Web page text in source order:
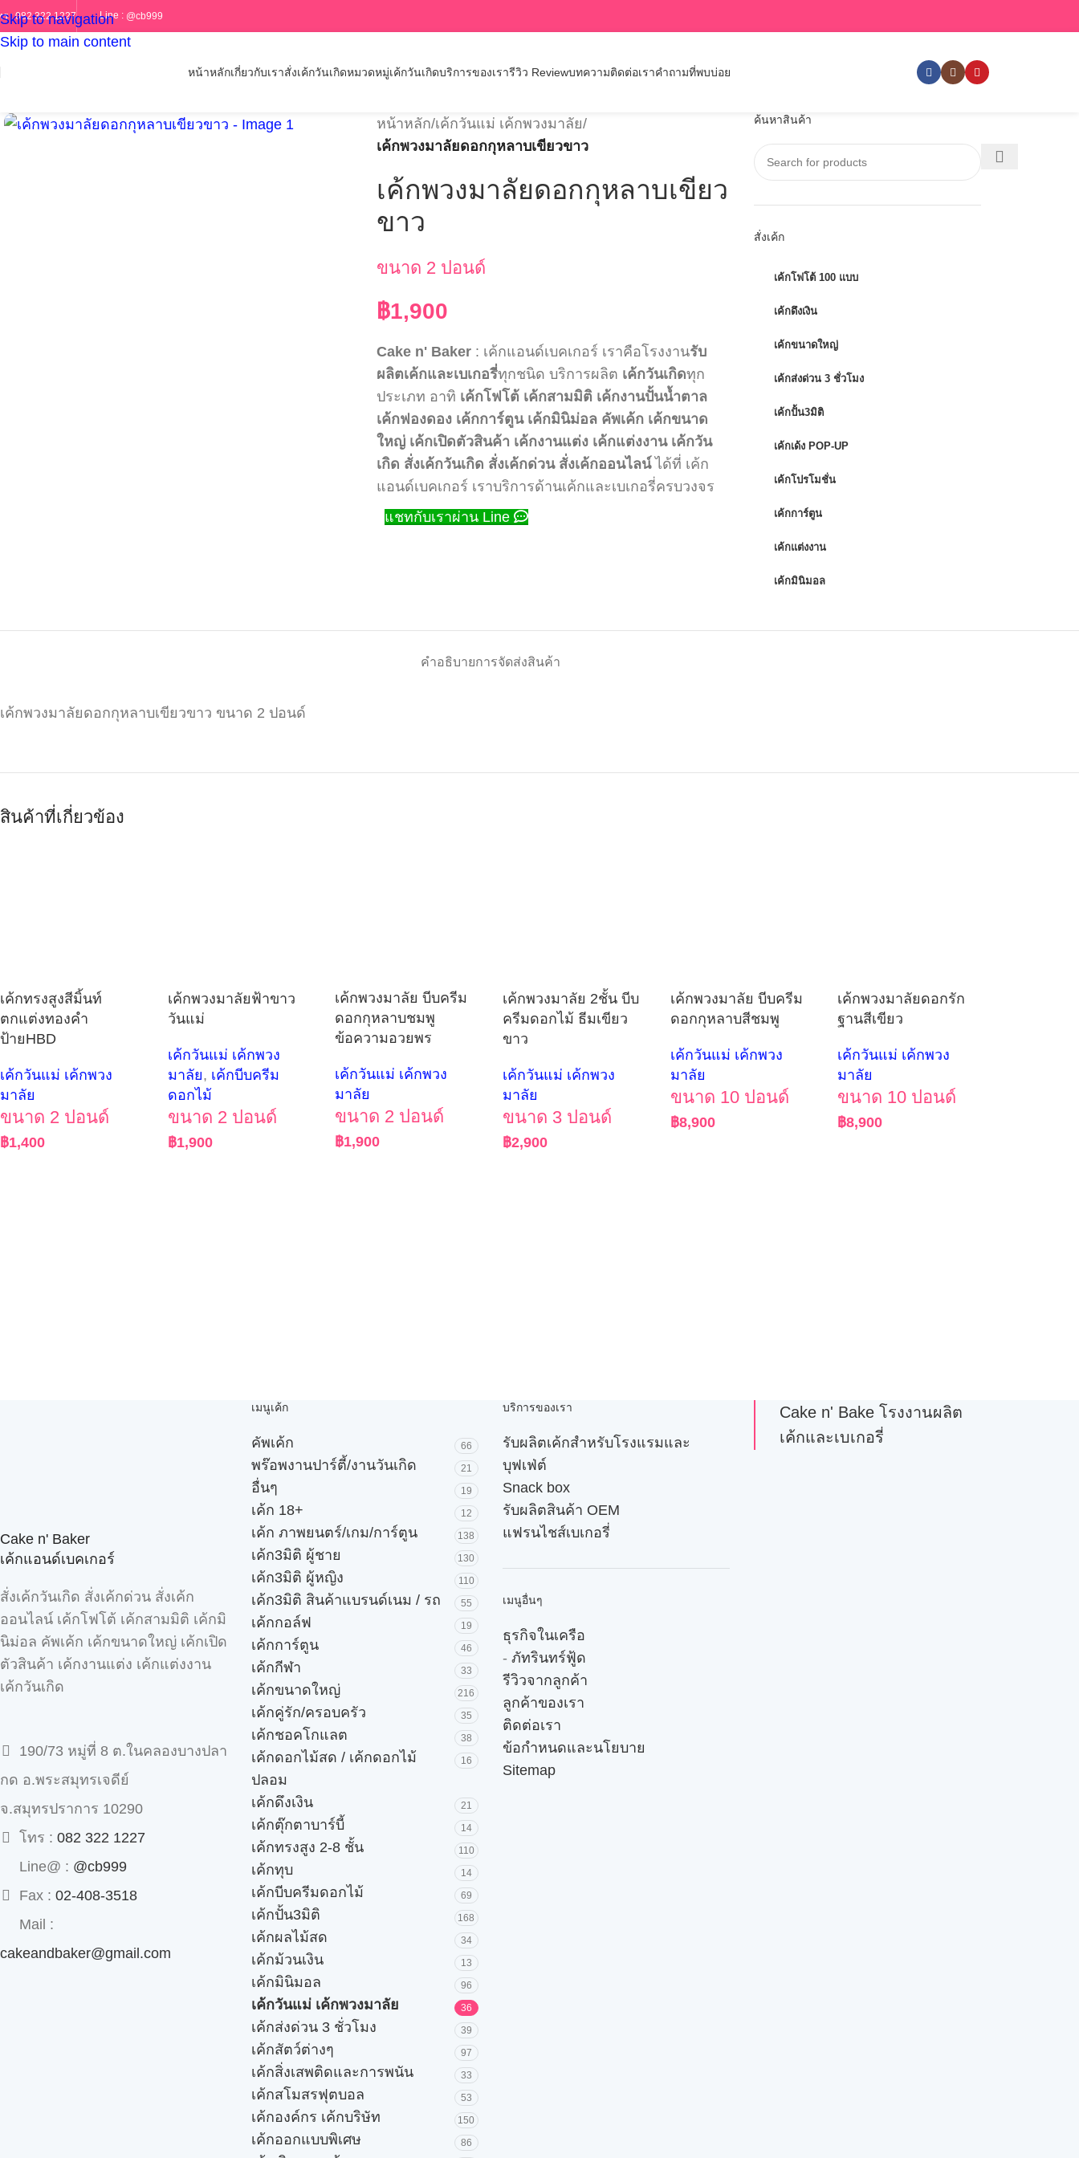
Skip to navigation
Skip to main content
ร : 082 322 1227 Line : @cb999
หน้าหลักเกี่ยวกับเราสั่งเค้กวันเกิดหมวดหมู่เค้กวันเกิดบริการของเรารีวิว Reviewบทความติดต่อเราคำถามที่พบบ่อย
หน้าหลัก/เค้กวันแม่ เค้กพวงมาลัย/
เค้กพวงมาลัยดอกกุหลาบเขียวขาว
เค้กพวงมาลัยดอกกุหลาบเขียว
ขาว
ขนาด 2 ปอนด์
฿1,900
Cake n' Baker : เค้กแอนด์เบคเกอร์ เราคือโรงงานรับ
ผลิตเค้กและเบเกอรี่ทุกชนิด บริการผลิต เค้กวันเกิดทุก
ประเภท อาทิ เค้กโฟโต้ เค้กสามมิติ เค้กงานปั้นน้ำตาล
เค้กฟองดอง เค้กการ์ตูน เค้กมินิม่อล คัพเค้ก เค้กขนาด
ใหญ่ เค้กเปิดตัวสินค้า เค้กงานแต่ง เค้กแต่งงาน เค้กวัน
เกิด สั่งเค้กวันเกิด สั่งเค้กด่วน สั่งเค้กออนไลน์ได้ที่ เค้ก
แอนด์เบคเกอร์ เราบริการด้านเค้กและเบเกอรี่ครบวงจร
แชทกับเราผ่าน Line
ค้นหาสินค้า
สั่งเค้ก
เค้กโฟโต้ 100 แบบ
เค้กดึงเงิน
เค้กขนาดใหญ่
เค้กส่งด่วน 3 ชั่วโมง
เค้กปั้น3มิติ
เค้กเด้ง POP-UP
เค้กโปรโมชั่น
เค้กการ์ตูน
เค้กแต่งงาน
เค้กมินิมอล
คำอธิบายการจัดส่งสินค้า
เค้กพวงมาลัยดอกกุหลาบเขียวขาว ขนาด 2 ปอนด์
สินค้าที่เกี่ยวข้อง
เค้กทรงสูงสีมิ้นท์
ตกแต่งทองคำ
ป้ายHBD
เค้กวันแม่ เค้กพวง
มาลัย
ขนาด 2 ปอนด์
฿1,400
เค้กพวงมาลัยฟ้าขาว
วันแม่
เค้กวันแม่ เค้กพวง
มาลัย, เค้กบีบครีม
ดอกไม้
ขนาด 2 ปอนด์
฿1,900
เค้กพวงมาลัย บีบครีม
ดอกกุหลาบชมพู
ข้อความอวยพร
เค้กวันแม่ เค้กพวง
มาลัย
ขนาด 2 ปอนด์
฿1,900
เค้กพวงมาลัย 2ชั้น บีบ
ครีมดอกไม้ ธีมเขียว
ขาว
เค้กวันแม่ เค้กพวง
มาลัย
ขนาด 3 ปอนด์
฿2,900
เค้กพวงมาลัย บีบครีม
ดอกกุหลาบสีชมพู
เค้กวันแม่ เค้กพวง
มาลัย
ขนาด 10 ปอนด์
฿8,900
เค้กพวงมาลัยดอกรัก
ฐานสีเขียว
เค้กวันแม่ เค้กพวง
มาลัย
ขนาด 10 ปอนด์
฿8,900
Cake n' Baker
เค้กแอนด์เบคเกอร์
สั่งเค้กวันเกิด สั่งเค้กด่วน สั่งเค้ก
ออนไลน์ เค้กโฟโต้ เค้กสามมิติ เค้กมิ
นิม่อล คัพเค้ก เค้กขนาดใหญ่ เค้กเปิด
ตัวสินค้า เค้กงานแต่ง เค้กแต่งงาน
เค้กวันเกิด
190/73 หมู่ที่ 8 ต.ในคลองบางปลา
กด อ.พระสมุทรเจดีย์
จ.สมุทรปราการ 10290
โทร : 082 322 1227
Line@ : @cb999
Fax : 02-408-3518
Mail :
cakeandbaker@gmail.com
เมนูเค้ก
คัพเค้ก 66
พร๊อพงานปาร์ตี้/งานวันเกิด 21
อื่นๆ 19
เค้ก 18+ 12
เค้ก ภาพยนตร์/เกม/การ์ตูน 138
เค้ก3มิติ ผู้ชาย 130
เค้ก3มิติ ผู้หญิง 110
เค้ก3มิติ สินค้าแบรนด์เนม / รถ 55
เค้กกอล์ฟ 19
เค้กการ์ตูน 46
เค้กกีฬา 33
เค้กขนาดใหญ่ 216
เค้กคู่รัก/ครอบครัว 35
เค้กชอคโกแลต 38
เค้กดอกไม้สด / เค้กดอกไม้
ปลอม
16
เค้กดึงเงิน 21
เค้กตุ๊กตาบาร์บี้ 14
เค้กทรงสูง 2-8 ชั้น 110
เค้กทุบ 14
เค้กบีบครีมดอกไม้ 69
เค้กปั้น3มิติ 168
เค้กผลไม้สด 34
เค้กม้วนเงิน 13
เค้กมินิมอล 96
เค้กวันแม่ เค้กพวงมาลัย 36
เค้กส่งด่วน 3 ชั่วโมง 39
เค้กสัตว์ต่างๆ 97
เค้กสิ่งเสพติดและการพนัน 33
เค้กสโมสรฟุตบอล 53
เค้กองค์กร เค้กบริษัท 150
เค้กออกแบบพิเศษ 86
บริการของเรา
รับผลิตเค้กสำหรับโรงแรมและ
บุฟเฟ่ต์
Snack box
รับผลิตสินค้า OEM
แฟรนไชส์เบเกอรี่
เมนูอื่นๆ
ธุรกิจในเครือ
- ภัทรินทร์ฟู้ด
รีวิวจากลูกค้า
ลูกค้าของเรา
ติดต่อเรา
ข้อกำหนดและนโยบาย
Sitemap
Cake n' Bake โรงงานผลิต
เค้กและเบเกอรี่